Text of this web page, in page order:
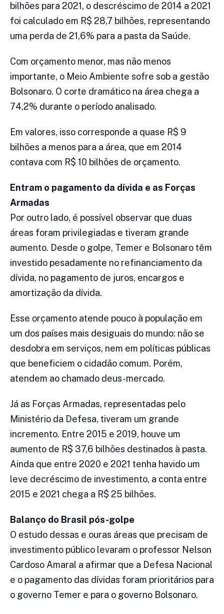
bilhões para 2021, o descréscimo de 2014 a 2021
foi calculado em R$ 28,7 bilhões, representando
uma perda de 21,6% para a pasta da Saúde.
Com orçamento menor, mas não menos
importante, o Meio Ambiente sofre sob a gestão
Bolsonaro. O corte dramático na área chega a
74,2% durante o período analisado.
Em valores, isso corresponde a quase R$ 9
bilhões a menos para a área, que em 2014
contava com R$ 10 bilhões de orçamento.
Entram o pagamento da dívida e as Forças
Armadas
Por outro lado, é possível observar que duas
áreas foram privilegiadas e tiveram grande
aumento. Desde o golpe, Temer e Bolsonaro têm
investido pesadamente no refinanciamento da
dívida, no pagamento de juros, encargos e
amortização da dívida.
Esse orçamento atende pouco à população em
um dos países mais desiguais do mundo: não se
desdobra em serviços, nem em políticas públicas
que beneficiem o cidadão comum. Porém,
atendem ao chamado deus-mercado.
Já as Forças Armadas, representadas pelo
Ministério da Defesa, tiveram um grande
incremento. Entre 2015 e 2019, houve um
aumento de R$ 37,6 bilhões destinados à pasta.
Ainda que entre 2020 e 2021 tenha havido um
leve decréscimo de investimento, a conta entre
2015 e 2021 chega a R$ 25 bilhões.
Balanço do Brasil pós-golpe
O estudo dessas e ouras áreas que precisam de
investimento público levaram o professor Nelson
Cardoso Amaral a afirmar que a Defesa Nacional
e o pagamento das dívidas foram prioritários para
o governo Temer e para o governo Bolsonaro.